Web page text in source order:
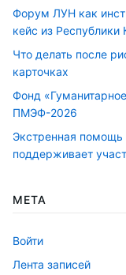
Форум ЛУН как
кейс из Республики
Что делать после
карточках
Фонд
ПМЭФ-2026
Экстренная
поддерживает
МЕТА
Войти
Лента записей